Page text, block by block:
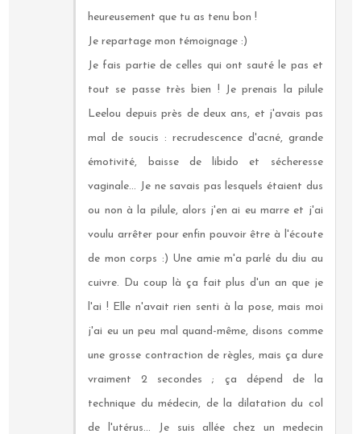
heureusement que tu as tenu bon !
Je repartage mon témoignage :)
Je fais partie de celles qui ont sauté le pas et
tout se passe très bien ! Je prenais la pilule
Leelou depuis près de deux ans, et j'avais pas
mal de soucis : recrudescence d'acné, grande
émotivité, baisse de libido et sécheresse
vaginale... Je ne savais pas lesquels étaient dus
ou non à la pilule, alors j'en ai eu marre et j'ai
voulu arrêter pour enfin pouvoir être à l'écoute
de mon corps :) Une amie m'a parlé du diu au
cuivre. Du coup là ça fait plus d'un an que je
l'ai ! Elle n'avait rien senti à la pose, mais moi
j'ai eu un peu mal quand-même, disons comme
une grosse contraction de règles, mais ça dure
vraiment 2 secondes ; ça dépend de la
technique du médecin, de la dilatation du col
de l'utérus... Je suis allée chez un medecin